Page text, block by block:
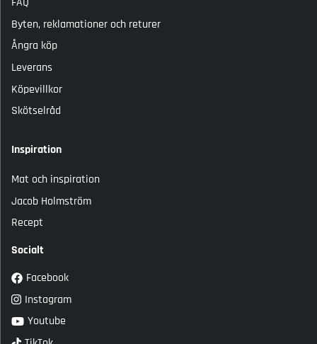
Byten, reklamationer och returer
Ångra köp
Leverans
Köpevillkor
Skötselråd
Inspiration
Mat och inspiration
Jacob Holmström
Recept
Socialt
Facebook
Instagram
Youtube